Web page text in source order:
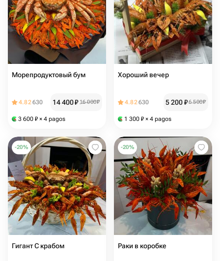
Морепродуктовый бум
4.82630 14 400₽ 16 000₽
3 600 ₽ × 4 pagos
Хороший вечер
4.82630 5 200₽6 500₽
1 300 ₽ × 4 pagos
-20%
Гигант С крабом
-20%
Раки в коробке